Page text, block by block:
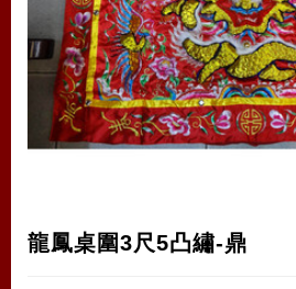
龍鳳桌圍3尺5凸繡-鼎